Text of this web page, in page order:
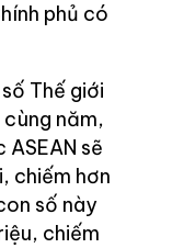
phủ có
Thế giới
năm,
sẽ
chiếm hơn
số này
chiếm